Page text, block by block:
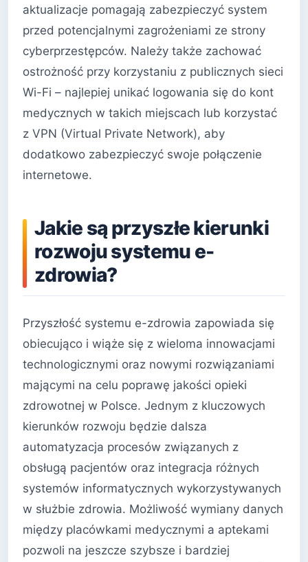
aktualizacje pomagają zabezpieczyć system
przed potencjalnymi zagrożeniami ze strony
cyberprzestępców. Należy także zachować
ostrożność przy korzystaniu z publicznych sieci
Wi-Fi – najlepiej unikać logowania się do kont
medycznych w takich miejscach lub korzystać
z VPN (Virtual Private Network), aby
dodatkowo zabezpieczyć swoje połączenie
internetowe.
Jakie są przyszłe kierunki
rozwoju systemu e-
zdrowia?
Przyszłość systemu e-zdrowia zapowiada się
obiecująco i wiąże się z wieloma innowacjami
technologicznymi oraz nowymi rozwiązaniami
mającymi na celu poprawę jakości opieki
zdrowotnej w Polsce. Jednym z kluczowych
kierunków rozwoju będzie dalsza
automatyzacja procesów związanych z
obsługą pacjentów oraz integracja różnych
systemów informatycznych wykorzystywanych
w służbie zdrowia. Możliwość wymiany danych
między placówkami medycznymi a aptekami
pozwoli na jeszcze szybsze i bardziej